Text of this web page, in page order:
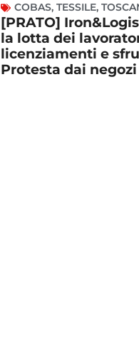
COBAS, TESSILE,
[PRATO]
la lotta dei
licenziamenti e
Protesta dai